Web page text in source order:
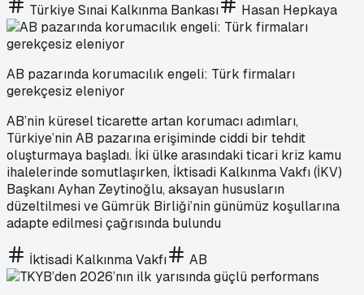
Türkiye Sınai Kalkınma Bankası Hasan Hepkaya
AB pazarında korumacılık engeli: Türk firmaları
gerekçesiz eleniyor
AB’nin küresel ticarette artan korumacı adımları,
Türkiye’nin AB pazarına erişiminde ciddi bir tehdit
oluşturmaya başladı. İki ülke arasındaki ticari kriz kamu
ihalelerinde somutlaşırken, İktisadi Kalkınma Vakfı (İKV)
Başkanı Ayhan Zeytinoğlu, aksayan hususların
düzeltilmesi ve Gümrük Birliği’nin günümüz koşullarına
adapte edilmesi çağrısında bulundu
İktisadi Kalkınma Vakfı AB